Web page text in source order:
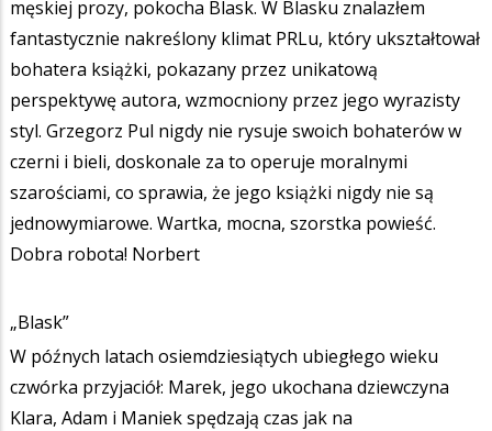
męskiej prozy, pokocha Blask. W Blasku znalazłem
fantastycznie nakreślony klimat PRLu, który ukształtował
bohatera książki, pokazany przez unikatową
perspektywę autora, wzmocniony przez jego wyrazisty
styl. Grzegorz Pul nigdy nie rysuje swoich bohaterów w
czerni i bieli, doskonale za to operuje moralnymi
szarościami, co sprawia, że jego książki nigdy nie są
jednowymiarowe. Wartka, mocna, szorstka powieść.
Dobra robota! Norbert
„Blask”
W późnych latach osiemdziesiątych ubiegłego wieku
czwórka przyjaciół: Marek, jego ukochana dziewczyna
Klara, Adam i Maniek spędzają czas jak na